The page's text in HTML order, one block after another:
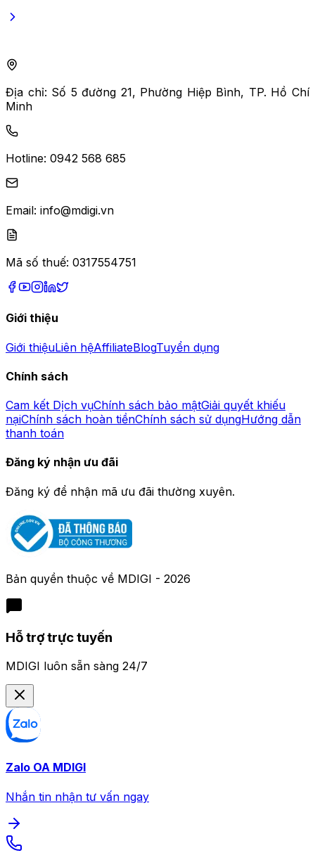
Địa chỉ: Số 5 đường 21, Phường Hiệp Bình, TP. Hồ Chí
Minh
Hotline: 0942 568 685
Email: info@mdigi.vn
Mã số thuế: 0317554751
Giới thiệu
Giới thiệuLiên hệAffiliateBlogTuyển dụng
Chính sách
Cam kết Dịch vụChính sách bảo mậtGiải quyết khiếu
nạiChính sách hoàn tiềnChính sách sử dụngHướng dẫn
thanh toán
Đăng ký nhận ưu đãi
Đăng ký để nhận mã ưu đãi thường xuyên.
Bản quyền thuộc về MDIGI - 2026
Hỗ trợ trực tuyến
MDIGI luôn sẵn sàng 24/7
Zalo OA MDIGI
Nhắn tin nhận tư vấn ngay